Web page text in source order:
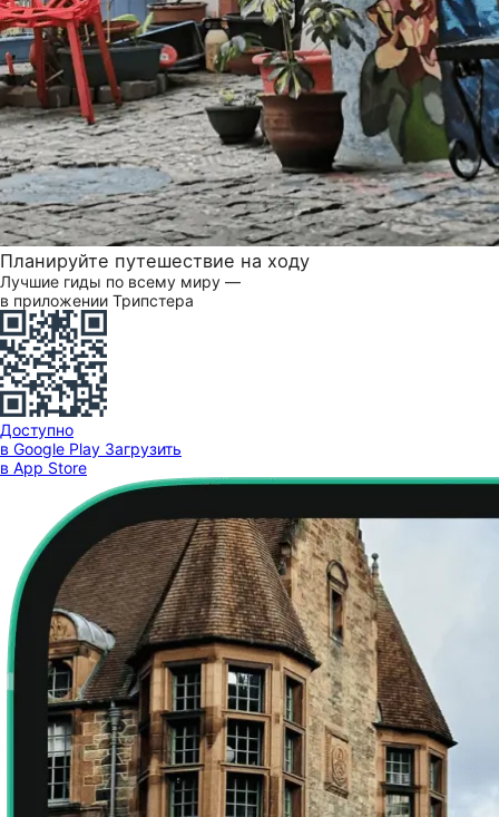
Планируйте путешествие на ходу
Лучшие гиды по всему миру —
в приложении Трипстера
Доступно
в Google Play Загрузить
в App Store